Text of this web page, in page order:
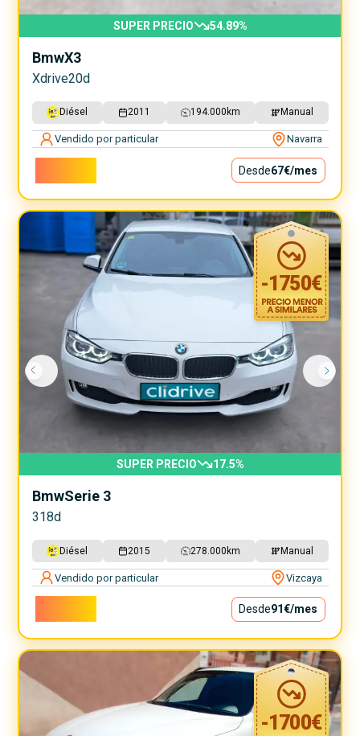
SUPER PRECIO 54.89%
BmwX3
Xdrive20d
Diésel 2011 194.000 km Manual
Vendido por particular Navarra
Desde67€/mes
-1750€
SUPER PRECIO 17.5%
BmwSerie 3
318d
Diésel 2015 278.000 km Manual
Vendido por particular Vizcaya
Desde91€/mes
-1700€